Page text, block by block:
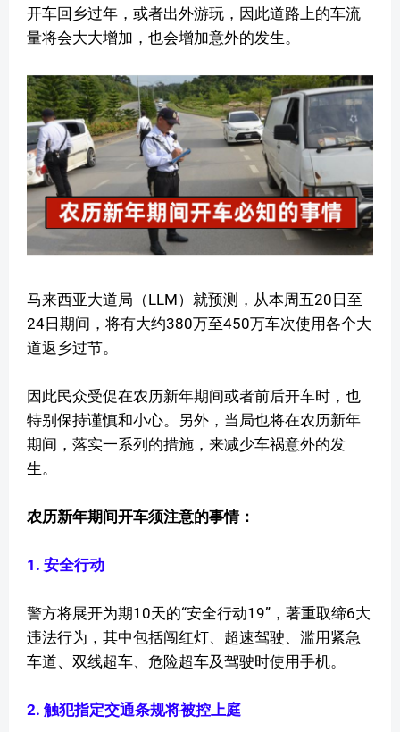
开车回乡过年，或者出外游玩，因此道路上的车流
量将会大大增加，也会增加意外的发生。
马来西亚大道局（LLM）就预测，从本周五20日至
24日期间，将有大约380万至450万车次使用各个大
道返乡过节。
因此民众受促在农历新年期间或者前后开车时，也
特别保持谨慎和小心。另外，当局也将在农历新年
期间，落实一系列的措施，来减少车祸意外的发
生。
农历新年期间开车须注意的事情：
1. 安全行动
警方将展开为期10天的“安全行动19”，著重取缔6大
违法行为，其中包括闯红灯、超速驾驶、滥用紧急
车道、双线超车、危险超车及驾驶时使用手机。
2. 触犯指定交通条规将被控上庭